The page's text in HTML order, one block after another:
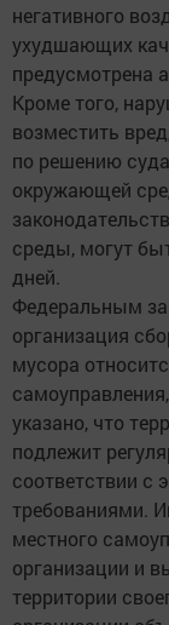
негативного
ухудшающих
предусмотрена
Кроме того,
возместить
по решению
окружающей
среды, могут
дней.
Федеральным
организация
мусора
указано, что
подлежит
соответствии с
требованиями.
местного
организации и
территории